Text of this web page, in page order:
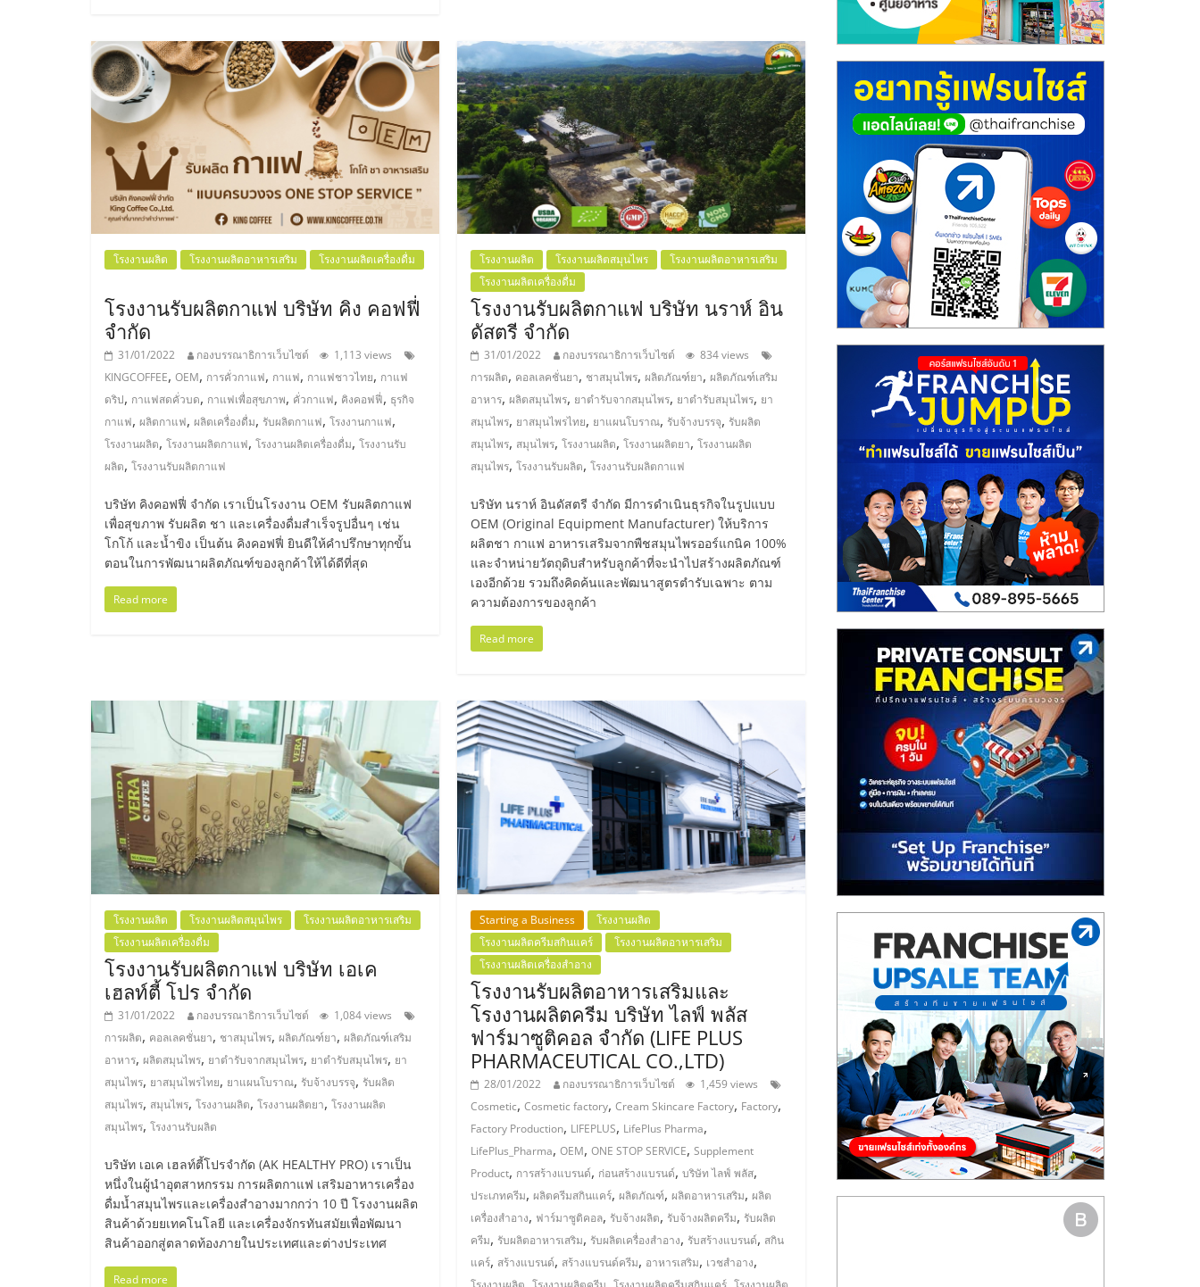
ลงทุน
น้อย
คืน
ทุน
ไว,
ที่
ปรึกษา
การ
ลงทุน
และ
ขยาย
สา
แฟ
รน
ไชส์,
ศูนย์
รวม
แฟ
รน
ไชส์
พร้อม
ทำเล
สำหรับ
เปิด
โรงงานผลิต โรงงานผลิตอาหารเสริม โรงงานผลิตเครื่องดื่ม
โรงงานรับผลิตกาแฟ บริษัท คิง คอฟฟี่
จำกัด
31/01/2022 กองบรรณาธิการเว็บไซต์
1,113 views
KINGCOFFEE, OEM, การคั่วกาแฟ, กาแฟ, กาแฟชาวไทย, กาแฟ
ดริป, กาแฟสดคั่วบด, กาแฟเพื่อสุขภาพ, คั่วกาแฟ, คิงคอฟฟี่, ธุรกิจ
กาแฟ, ผลิตกาแฟ, ผลิตเครื่องดื่ม, รับผลิตกาแฟ, โรงงานกาแฟ,
โรงงานผลิต, โรงงานผลิตกาแฟ, โรงงานผลิตเครื่องดื่ม, โรงงานรับ
ผลิต, โรงงานรับผลิตกาแฟ
บริษัท คิงคอฟฟี่ จำกัด เราเป็นโรงงาน OEM รับผลิตกาแฟ
เพื่อสุขภาพ รับผลิต ชา และเครื่องดื่มสำเร็จรูปอื่นๆ เช่น
โกโก้ และน้ำขิง เป็นต้น คิงคอฟฟี่ ยินดีให้คำปรึกษาทุกขั้น
ตอนในการพัฒนาผลิตภัณฑ์ของลูกค้าให้ได้ดีที่สุด
Read more
โรงงานผลิต โรงงานผลิตสมุนไพร
โรงงานผลิตอาหารเสริม
โรงงานผลิตเครื่องดื่ม
โรงงานรับผลิตกาแฟ บริษัท นราห์ อิน
ดัสตรี จำกัด
31/01/2022 กองบรรณาธิการเว็บไซต์
834 views
การผลิต, คอลเลคชั่นยา, ชาสมุนไพร,ผลิตภัณฑ์ยา,ผลิตภัณฑ์เสริม
อาหาร,ผลิตสมุนไพร, ยาตำรับจากสมุนไพร, ยาตำรับสมุนไพร, ยา
สมุนไพร, ยาสมุนไพรไทย, ยาแผนโบราณ, รับจ้างบรรจุ, รับผลิต
สมุนไพร, สมุนไพร,โรงงานผลิต,โรงงานผลิตยา,โรงงานผลิต
สมุนไพร,โรงงานรับผลิต,โรงงานรับผลิตกาแฟ
บริษัท นราห์ อินดัสตรี จำกัด มีการดำเนินธุรกิจในรูปแบบ
OEM (Original Equipment Manufacturer) ให้บริการ
ผลิตชา กาแฟ อาหารเสริมจากพืชสมุนไพรออร์แกนิค 100%
และจำหน่ายวัตถุดิบสำหรับลูกค้าที่จะนำไปสร้างผลิตภัณฑ์
เองอีกด้วย รวมถึงคิดค้นและพัฒนาสูตรตำรับเฉพาะ ตาม
ความต้องการของลูกค้า
Read more
โรงงานผลิต โรงงานผลิตสมุนไพร
โรงงานผลิตอาหารเสริม
โรงงานผลิตเครื่องดื่ม
โรงงานรับผลิตกาแฟ บริษัท เอเค
เฮลท์ตี้ โปร จำกัด
31/01/2022 กองบรรณาธิการเว็บไซต์
1,084 views
การผลิต, คอลเลคชั่นยา, ชาสมุนไพร, ผลิตภัณฑ์ยา, ผลิตภัณฑ์เสริม
อาหาร, ผลิตสมุนไพร, ยาตำรับจากสมุนไพร, ยาตำรับสมุนไพร, ยา
สมุนไพร, ยาสมุนไพรไทย, ยาแผนโบราณ, รับจ้างบรรจุ, รับผลิต
สมุนไพร, สมุนไพร, โรงงานผลิต, โรงงานผลิตยา, โรงงานผลิต
สมุนไพร, โรงงานรับผลิต
บริษัท เอเค เฮลท์ตี้โปรจำกัด (AK HEALTHY PRO) เราเป็น
หนึ่งในผู้นำอุตสาหกรรม การผลิตกาแฟ เสริมอาหารเครื่อง
ดื่มน้ำสมุนไพรและเครื่องสำอางมากกว่า 10 ปี โรงงานผลิต
สินค้าด้วยยเทคโนโลยี และเครื่องจักรทันสมัยเพื่อพัฒนา
สินค้าออกสู่ตลาดท้องภายในประเทศและต่างประเทศ
Read more
Starting a Business
โรงงานผลิต
โรงงานผลิตครีมสกินแคร์
โรงงานผลิตอาหารเสริม
โรงงานผลิตเครื่องสำอาง
โรงงานรับผลิตอาหารเสริมและ
โรงงานผลิตครีม บริษัท ไลฟ์ พลัส
ฟาร์มาซูติคอล จำกัด (LIFE PLUS
PHARMACEUTICAL CO.,LTD)
28/01/2022 กองบรรณาธิการเว็บไซต์
1,459 views
Cosmetic,Cosmetic factory,Cream Skincare Factory, Factory,
Factory Production, LIFEPLUS, LifePlus Pharma,
LifePlus_Pharma,OEM,ONE STOP SERVICE,Supplement
Product, การสร้างแบรนด์, ก่อนสร้างแบรนด์,บริษัท ไลฟ์ พลัส,
ประเภทครีม,ผลิตครีมสกินแคร์,ผลิตภัณฑ์,ผลิตอาหารเสริม,ผลิต
เครื่องสำอาง, ฟาร์มาซูติคอล, รับจ้างผลิต, รับจ้างผลิตครีม, รับผลิต
ครีม, รับผลิตอาหารเสริม, รับผลิตเครื่องสำอาง, รับสร้างแบรนด์, สกิน
แคร์, สร้างแบรนด์, สร้างแบรนด์ครีม, อาหารเสริม, เวชสำอาง,